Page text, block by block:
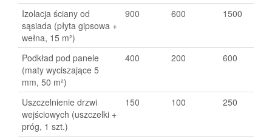
Izolacja ściany od
sąsiada (płyta gipsowa +
wełna, 15 m²)
900 600 1500
Podkład pod panele
(maty wyciszające 5
mm, 50 m²)
400 200 600
Uszczelnienie drzwi
wejściowych (uszczelki +
próg, 1 szt.)
150 100 250